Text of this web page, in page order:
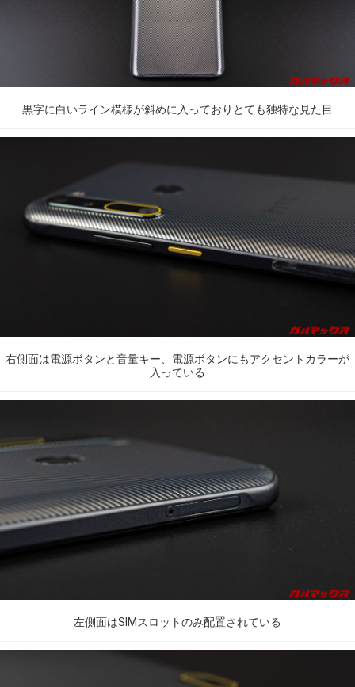
黒字に白いライン模様が斜めに入っておりとても独特な見た目
右側面は電源ボタンと音量キー、電源ボタンにもアクセントカラーが
入っている
左側面はSIMスロットのみ配置されている